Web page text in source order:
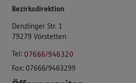
Bezirksdirektion
Denzlinger Str. 1
79279 Vörstetten
Tel: 07666/946320
Fax: 07666/9463299